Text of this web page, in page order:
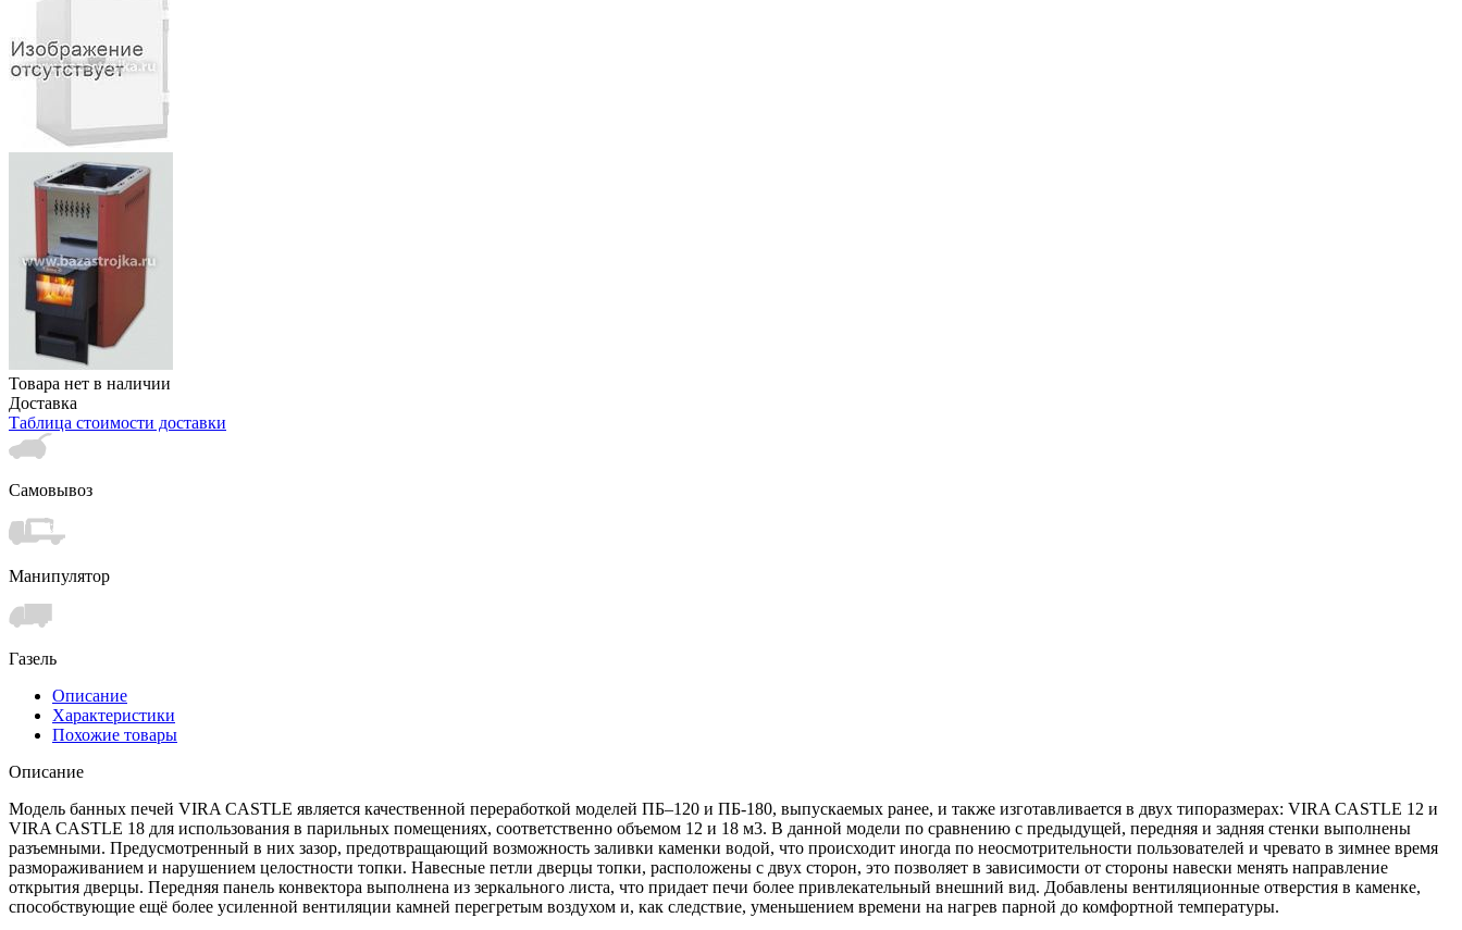
Товара нет в наличии
Доставка
Таблица стоимости доставки
Самовывоз
Манипулятор
Газель
Описание
Характеристики
Похожие товары
Описание
Модель банных печей VIRA CASTLE является качественной переработкой моделей ПБ–120 и ПБ-180, выпускаемых ранее, и также изготавливается в двух типоразмерах: VIRA CASTLE 12 и
VIRA CASTLE 18 для использования в парильных помещениях, соответственно объемом 12 и 18 м3. В данной модели по сравнению с предыдущей, передняя и задняя стенки выполнены
разъемными. Предусмотренный в них зазор, предотвращающий возможность заливки каменки водой, что происходит иногда по неосмотрительности пользователей и чревато в зимнее время
размораживанием и нарушением целостности топки. Навесные петли дверцы топки, расположены с двух сторон, это позволяет в зависимости от стороны навески менять направление
открытия дверцы. Передняя панель конвектора выполнена из зеркального листа, что придает печи более привлекательный внешний вид. Добавлены вентиляционные отверстия в каменке,
способствующие ещё более усиленной вентиляции камней перегретым воздухом и, как следствие, уменьшением времени на нагрев парной до комфортной температуры.